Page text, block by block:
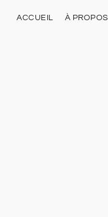
ACCUEIL À PROPOS